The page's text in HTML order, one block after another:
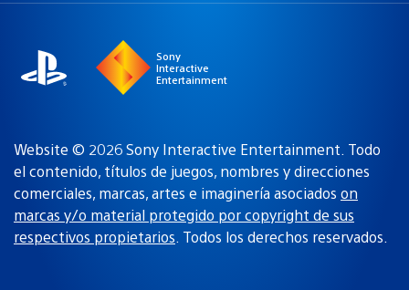
Sony
Interactive
Entertainment
Website © 2026 Sony Interactive Entertainment. Todo
el contenido, títulos de juegos, nombres y direcciones
comerciales, marcas, artes e imaginería asociados on
marcas y/o material protegido por copyright de sus
respectivos propietarios. Todos los derechos reservados.